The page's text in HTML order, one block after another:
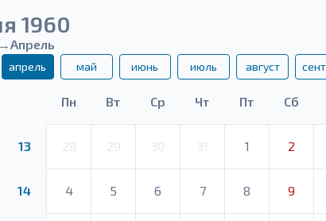
1960
→Апрель
апрель май июнь июль август
Пн Вт Ср Чт Пт Сб
13 28 29 30 31 1 2
14 4 5 6 7 8 9